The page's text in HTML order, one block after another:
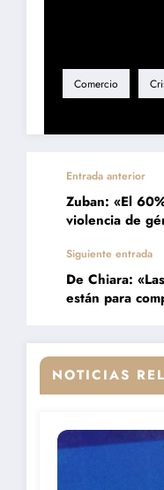
Comercio
Entrada anterior
Zuban: «El
violencia de
Siguiente entrada
De Chiara:
están para
NOTICIAS